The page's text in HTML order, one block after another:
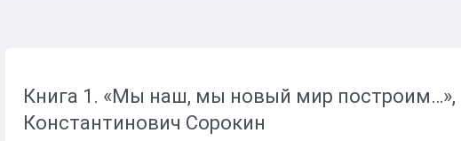
Книга 1. «Мы наш, мы новый мир построим…»,
Константинович Сорокин